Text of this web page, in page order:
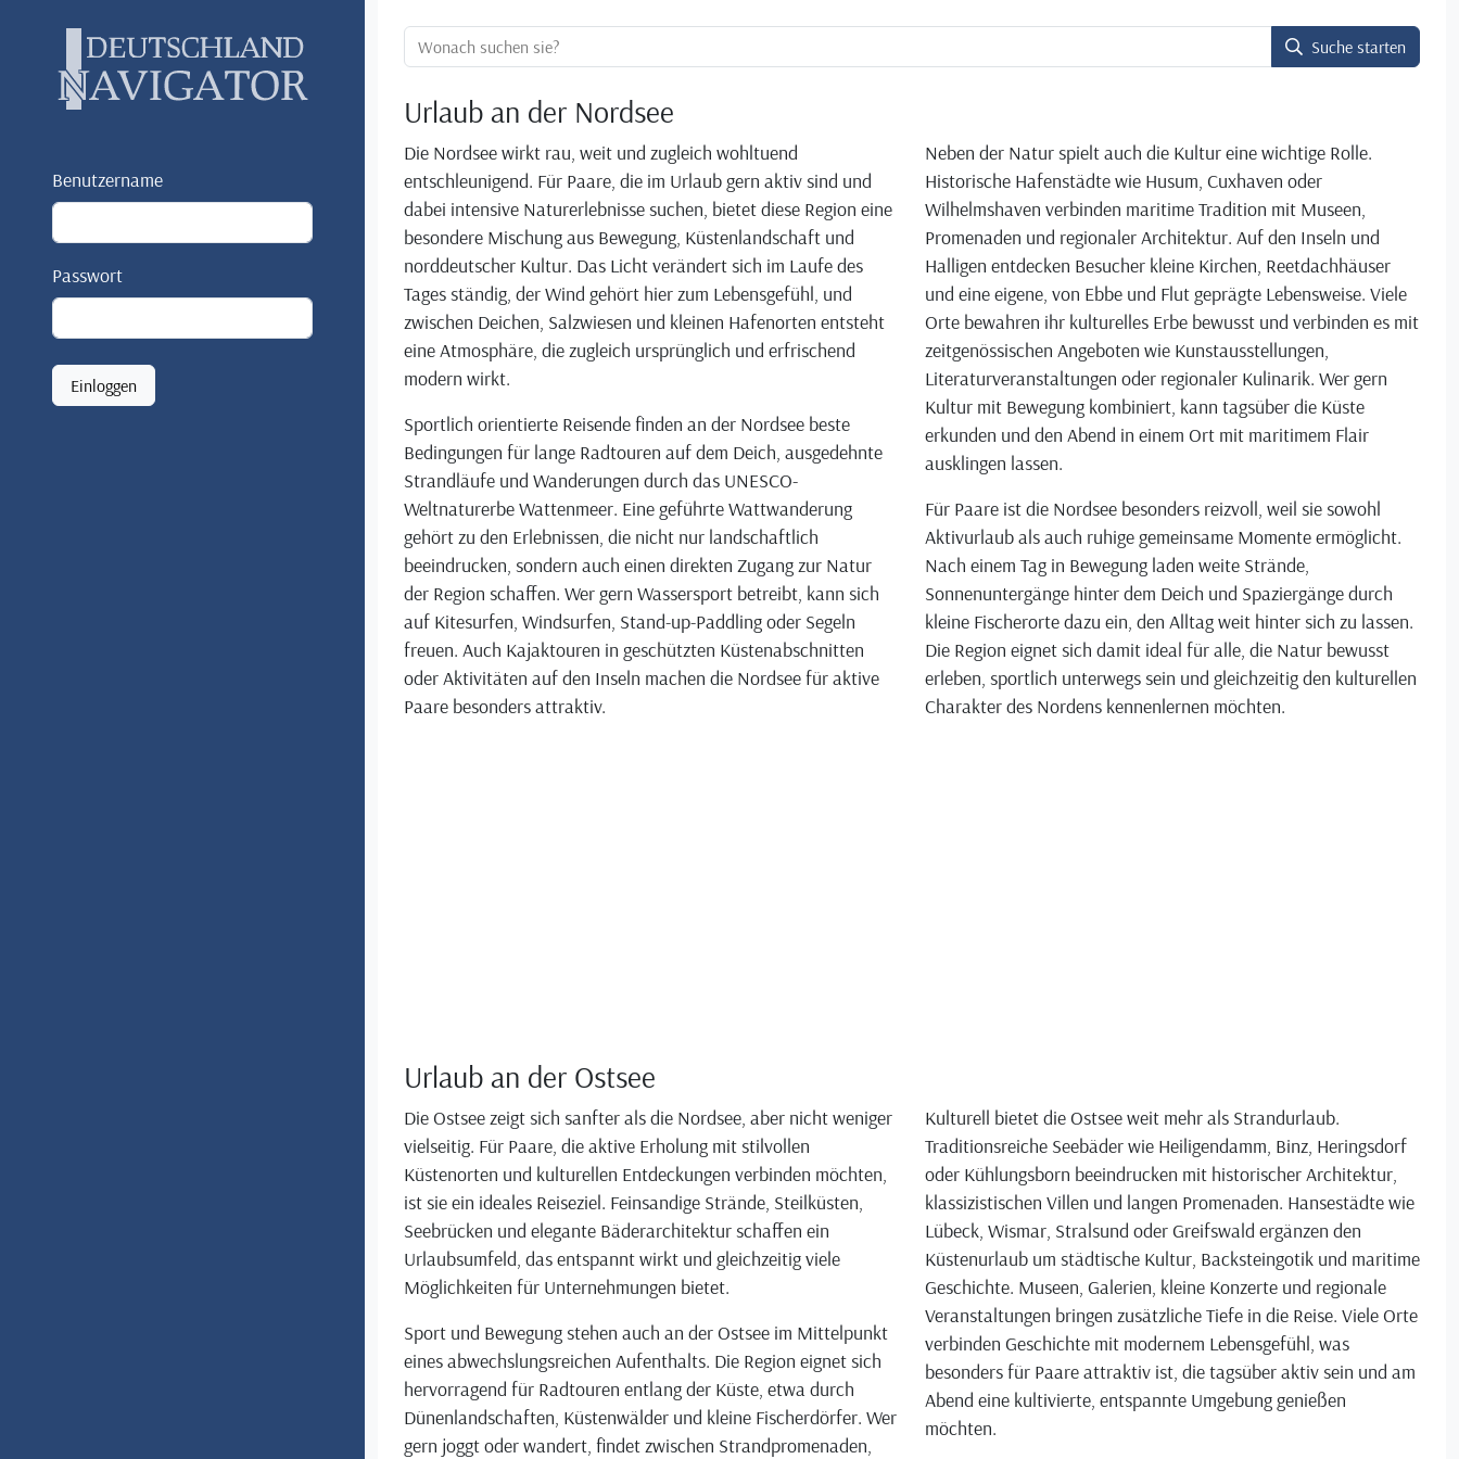
Benutzername
Passwort
Einloggen
Ortssuche: Suche starten
Urlaub an der Nordsee
Die Nordsee wirkt rau, weit und zugleich wohltuend
entschleunigend. Für Paare, die im Urlaub gern aktiv sind und
dabei intensive Naturerlebnisse suchen, bietet diese Region eine
besondere Mischung aus Bewegung, Küstenlandschaft und
norddeutscher Kultur. Das Licht verändert sich im Laufe des
Tages ständig, der Wind gehört hier zum Lebensgefühl, und
zwischen Deichen, Salzwiesen und kleinen Hafenorten entsteht
eine Atmosphäre, die zugleich ursprünglich und erfrischend
modern wirkt.
Sportlich orientierte Reisende finden an der Nordsee beste
Bedingungen für lange Radtouren auf dem Deich, ausgedehnte
Strandläufe und Wanderungen durch das UNESCO-
Weltnaturerbe Wattenmeer. Eine geführte Wattwanderung
gehört zu den Erlebnissen, die nicht nur landschaftlich
beeindrucken, sondern auch einen direkten Zugang zur Natur
der Region schaffen. Wer gern Wassersport betreibt, kann sich
auf Kitesurfen, Windsurfen, Stand-up-Paddling oder Segeln
freuen. Auch Kajaktouren in geschützten Küstenabschnitten
oder Aktivitäten auf den Inseln machen die Nordsee für aktive
Paare besonders attraktiv.
Neben der Natur spielt auch die Kultur eine wichtige Rolle.
Historische Hafenstädte wie Husum, Cuxhaven oder
Wilhelmshaven verbinden maritime Tradition mit Museen,
Promenaden und regionaler Architektur. Auf den Inseln und
Halligen entdecken Besucher kleine Kirchen, Reetdachhäuser
und eine eigene, von Ebbe und Flut geprägte Lebensweise. Viele
Orte bewahren ihr kulturelles Erbe bewusst und verbinden es mit
zeitgenössischen Angeboten wie Kunstausstellungen,
Literaturveranstaltungen oder regionaler Kulinarik. Wer gern
Kultur mit Bewegung kombiniert, kann tagsüber die Küste
erkunden und den Abend in einem Ort mit maritimem Flair
ausklingen lassen.
Für Paare ist die Nordsee besonders reizvoll, weil sie sowohl
Aktivurlaub als auch ruhige gemeinsame Momente ermöglicht.
Nach einem Tag in Bewegung laden weite Strände,
Sonnenuntergänge hinter dem Deich und Spaziergänge durch
kleine Fischerorte dazu ein, den Alltag weit hinter sich zu lassen.
Die Region eignet sich damit ideal für alle, die Natur bewusst
erleben, sportlich unterwegs sein und gleichzeitig den kulturellen
Charakter des Nordens kennenlernen möchten.
Urlaub an der Ostsee
Die Ostsee zeigt sich sanfter als die Nordsee, aber nicht weniger
vielseitig. Für Paare, die aktive Erholung mit stilvollen
Küstenorten und kulturellen Entdeckungen verbinden möchten,
ist sie ein ideales Reiseziel. Feinsandige Strände, Steilküsten,
Seebrücken und elegante Bäderarchitektur schaffen ein
Urlaubsumfeld, das entspannt wirkt und gleichzeitig viele
Möglichkeiten für Unternehmungen bietet.
Sport und Bewegung stehen auch an der Ostsee im Mittelpunkt
eines abwechslungsreichen Aufenthalts. Die Region eignet sich
hervorragend für Radtouren entlang der Küste, etwa durch
Dünenlandschaften, Küstenwälder und kleine Fischerdörfer. Wer
gern joggt oder wandert, findet zwischen Strandpromenaden,
Kulturell bietet die Ostsee weit mehr als Strandurlaub.
Traditionsreiche Seebäder wie Heiligendamm, Binz, Heringsdorf
oder Kühlungsborn beeindrucken mit historischer Architektur,
klassizistischen Villen und langen Promenaden. Hansestädte wie
Lübeck, Wismar, Stralsund oder Greifswald ergänzen den
Küstenurlaub um städtische Kultur, Backsteingotik und maritime
Geschichte. Museen, Galerien, kleine Konzerte und regionale
Veranstaltungen bringen zusätzliche Tiefe in die Reise. Viele Orte
verbinden Geschichte mit modernem Lebensgefühl, was
besonders für Paare attraktiv ist, die tagsüber aktiv sein und am
Abend eine kultivierte, entspannte Umgebung genießen
möchten.